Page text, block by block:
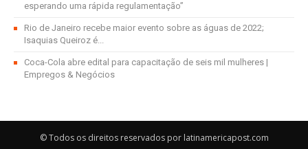
esperando uma rápida regulamentação”
Rio de Janeiro recebe maior evento sobre as águas de 2022;
Isaquias Queiroz é...
Coca-Cola abre edital para capacitação de seis mil mulheres |
Empregos & Negócios
© Todos os direitos reservados por latinamericapost.com